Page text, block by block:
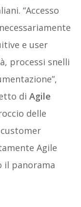
“Accesso
e user
processi snelli
di Agile
delle
Agile
il panorama